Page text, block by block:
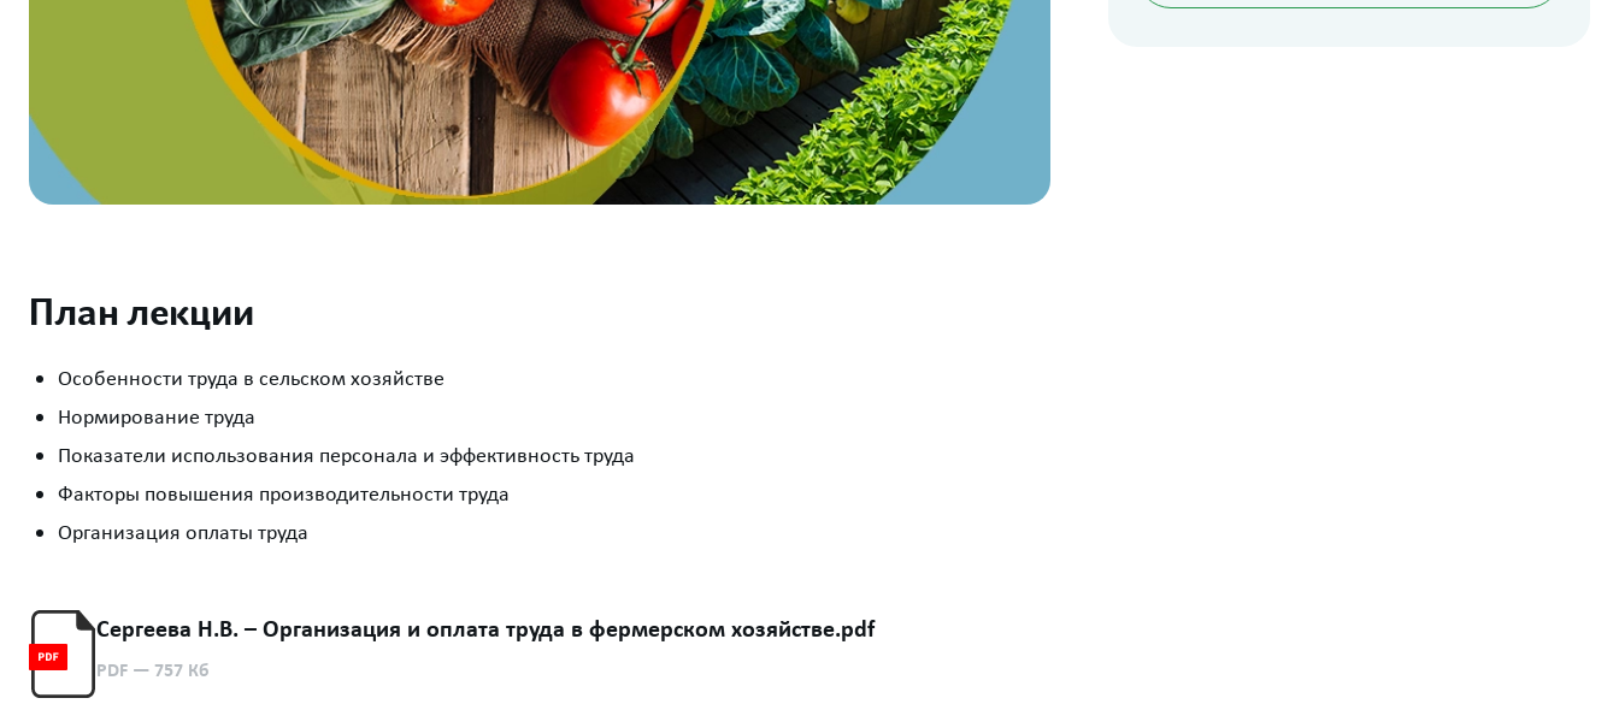
План лекции
Особенности труда в сельском хозяйстве
Нормирование труда
Показатели использования персонала и эффективность труда
Факторы повышения производительности труда
Организация оплаты труда
Сергеева Н.В. – Организация и оплата труда в фермерском хозяйстве.pdf
PDF — 757 Кб